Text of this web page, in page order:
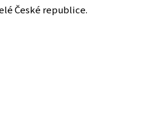
České republice.